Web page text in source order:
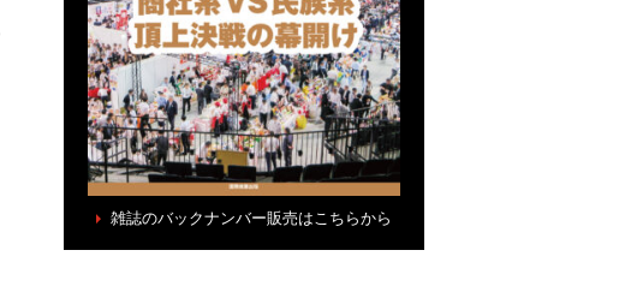
雑誌のバックナンバー販売はこちらから